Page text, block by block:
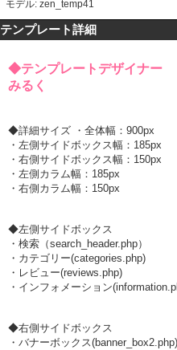
モデル: zen_temp41
テンプレート詳細
◆テンプレートデザイナー
みるく
◆詳細サイズ ・全体幅：900px
・左側サイドボックス幅：185px
・右側サイドボックス幅：150px
・左側カラム幅：185px
・右側カラム幅：150px
◆左側サイドボックス
・検索（search_header.php）
・カテゴリー(categories.php)
・レビュー(reviews.php)
・インフォメーション
◆右側サイドボックス
・バナーボックス(banner_box2.php)